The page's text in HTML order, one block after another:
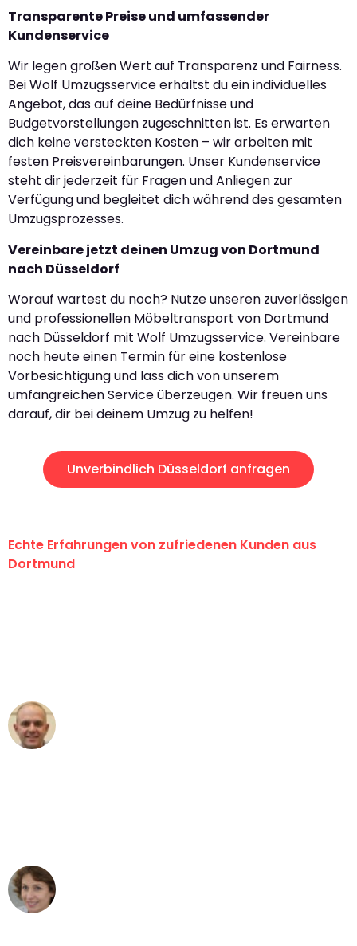
Transparente Preise und umfassender
Kundenservice
Wir legen großen Wert auf Transparenz und Fairness.
Bei Wolf Umzugsservice erhältst du ein individuelles
Angebot, das auf deine Bedürfnisse und
Budgetvorstellungen zugeschnitten ist. Es erwarten
dich keine versteckten Kosten – wir arbeiten mit
festen Preisvereinbarungen. Unser Kundenservice
steht dir jederzeit für Fragen und Anliegen zur
Verfügung und begleitet dich während des gesamten
Umzugsprozesses.
Vereinbare jetzt deinen Umzug von Dortmund
nach Düsseldorf
Worauf wartest du noch? Nutze unseren zuverlässigen
und professionellen Möbeltransport von Dortmund
nach Düsseldorf mit Wolf Umzugsservice. Vereinbare
noch heute einen Termin für eine kostenlose
Vorbesichtigung und lass dich von unserem
umfangreichen Service überzeugen. Wir freuen uns
darauf, dir bei deinem Umzug zu helfen!
Unverbindlich Düsseldorf anfragen
Echte Erfahrungen von zufriedenen Kunden aus
Dortmund